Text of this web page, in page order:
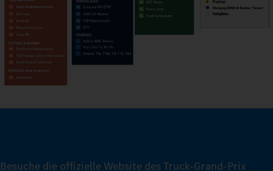
Besuche die offizielle Website des Truck-Grand-Prix